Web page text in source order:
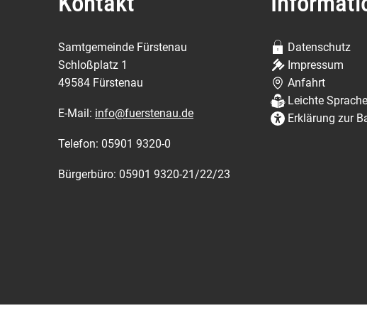
Samtgemeinde Fürstenau
Schloßplatz 1
49584 Fürstenau
E-Mail: info@fuerstenau.de
Telefon: 05901 9320-0
Bürgerbüro: 05901 9320-21/22/23
Datenschutz
Impressum
Anfahrt
Leichte Sprache
Erklärung zur